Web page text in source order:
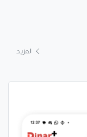
المزيد